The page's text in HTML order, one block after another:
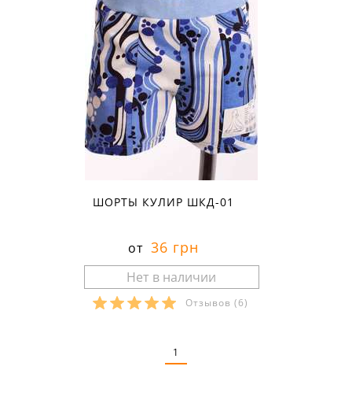
ШОРТЫ КУЛИР ШКД-01
от 36 грн
Отзывов (6)
1